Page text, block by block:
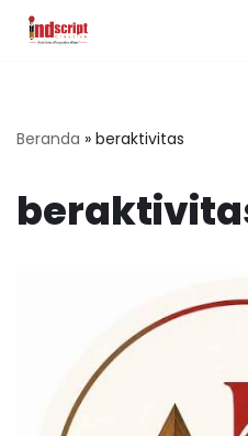
Beranda » beraktivitas